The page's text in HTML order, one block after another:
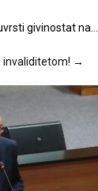
givinostat na…
invaliditetom! →